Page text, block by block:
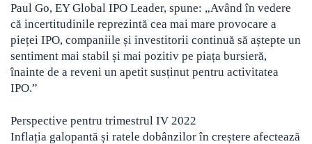
Paul Go, EY Global IPO Leader, spune: „Având în vedere
că incertitudinile reprezintă cea mai mare provocare a
pieței IPO, companiile și investitorii continuă să aștepte un
sentiment mai stabil și mai pozitiv pe piața bursieră,
înainte de a reveni un apetit susținut pentru activitatea
IPO.”
Perspective pentru trimestrul IV 2022
Inflația galopantă și ratele dobânzilor în creștere afectează